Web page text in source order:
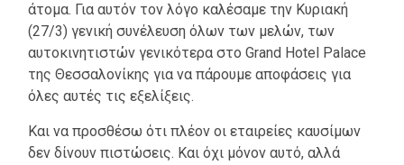
άτομα. Για αυτόν τον λόγο καλέσαμε την Κυριακή
(27/3) γενική συνέλευση όλων των μελών, των
αυτοκινητιστών γενικότερα στο Grand Hotel Palace
της Θεσσαλονίκης για να πάρουμε αποφάσεις για
όλες αυτές τις εξελίξεις.
Και να προσθέσω ότι πλέον οι εταιρείες καυσίμων
δεν δίνουν πιστώσεις. Και όχι μόνον αυτό, αλλά